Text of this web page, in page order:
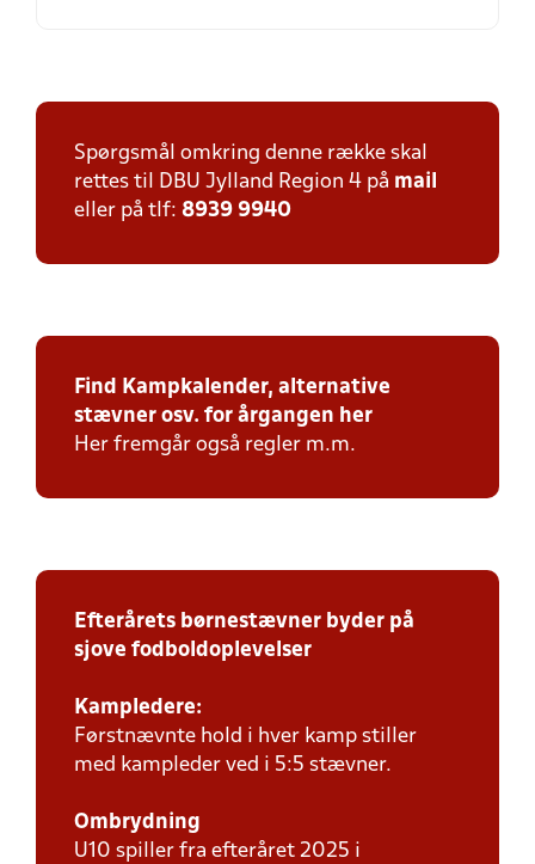
Spørgsmål omkring denne række skal
rettes til DBU Jylland Region 4 på mail
eller på tlf: 8939 9940
Find Kampkalender, alternative
stævner osv. for årgangen her
Her fremgår også regler m.m.
Efterårets børnestævner byder på
sjove fodboldoplevelser
Kampledere:
Førstnævnte hold i hver kamp stiller
med kampleder ved i 5:5 stævner.
Ombrydning
U10 spiller fra efteråret 2025 i